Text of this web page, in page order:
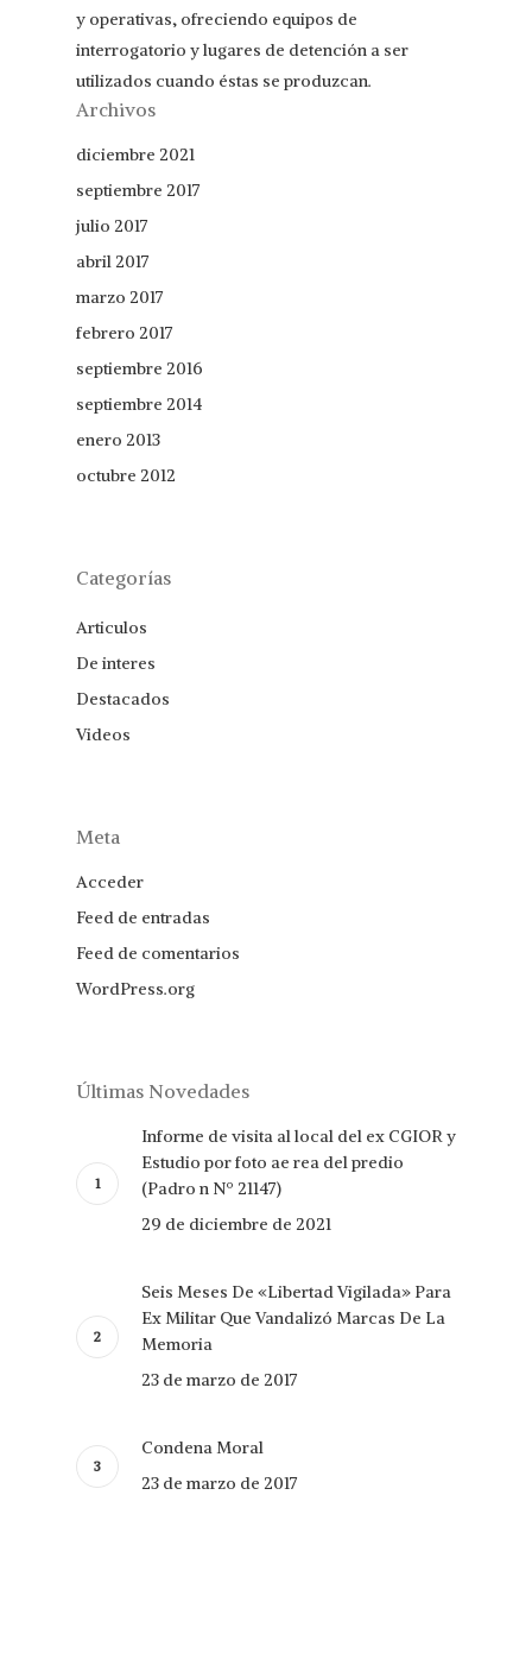
y operativas, ofreciendo equipos de
interrogatorio y lugares de detención a ser
utilizados cuando éstas se produzcan.
Archivos
diciembre 2021
septiembre 2017
julio 2017
abril 2017
marzo 2017
febrero 2017
septiembre 2016
septiembre 2014
enero 2013
octubre 2012
Categorías
Articulos
De interes
Destacados
Videos
Meta
Acceder
Feed de entradas
Feed de comentarios
WordPress.org
Últimas Novedades
Informe de visita al local del ex CGIOR y
Estudio por foto ae rea del predio
(Padro n Nº 21147)
29 de diciembre de 2021
Seis Meses De «Libertad Vigilada» Para
Ex Militar Que Vandalizó Marcas De La
Memoria
23 de marzo de 2017
Condena Moral
23 de marzo de 2017